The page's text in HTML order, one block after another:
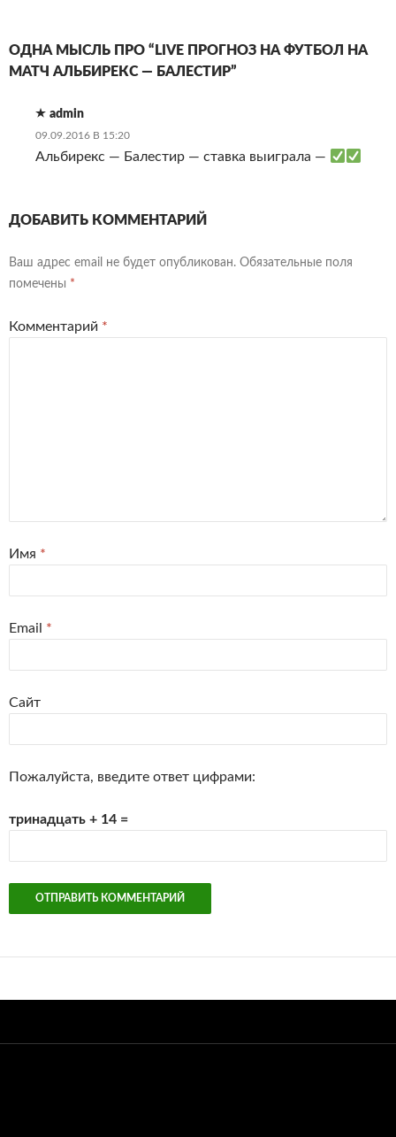
ОДНА МЫСЛЬ ПРО “LIVE ПРОГНОЗ НА ФУТБОЛ НА
МАТЧ АЛЬБИРЕКС — БАЛЕСТИР”
admin
09.09.2016 В 15:20
Альбирекс — Балестир — ставка выиграла —
ДОБАВИТЬ КОММЕНТАРИЙ
Ваш адрес email не будет опубликован. Обязательные поля
помечены *
Комментарий *
Имя *
Email *
Сайт
Пожалуйста, введите ответ цифрами:
тринадцать + 14 =